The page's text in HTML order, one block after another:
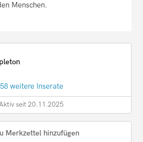
Menschen.
58 weitere Inserate
seit 20.11.2025
Merkzettel hinzufügen